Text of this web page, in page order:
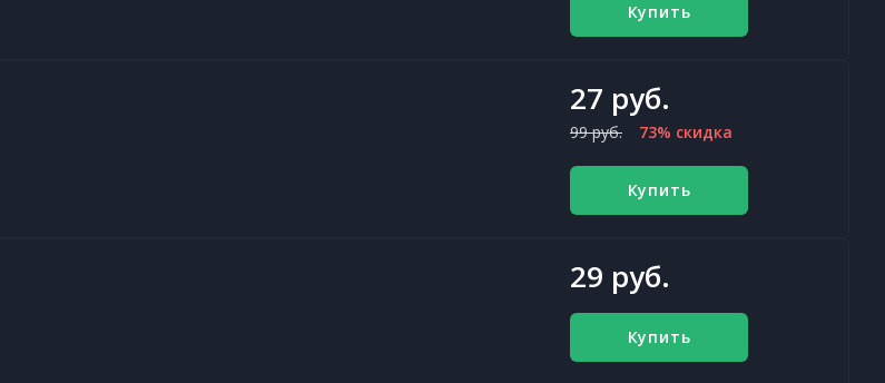
Купить
27 руб.
99 руб. 73% скидка
Купить
29 руб.
Купить